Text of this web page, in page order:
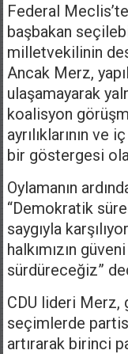
Federal
başbakan
milletvekilinin
Ancak Merz,
ulaşamayarak
koalisyon
ayrılıklarının ve
bir göstergesi
Oylamanın
“Demokratik
saygıyla
halkımızın
sürdüreceğiz”
CDU lideri Merz,
seçimlerde
artırarak birinci